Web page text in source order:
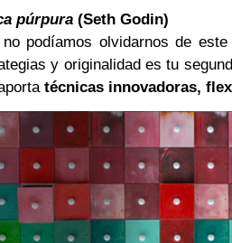
púrpura(Seth Godin)
podíamos olvidarnos de
y originalidad es tu
técnicas innovadoras,